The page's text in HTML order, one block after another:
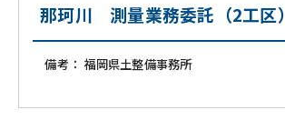
那珂川 測量業務委託（2工区）
備考： 福岡県土整備事務所